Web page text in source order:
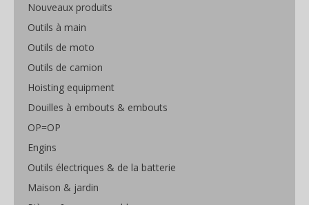
Nouveaux produits
Outils à main
Outils de moto
Outils de camion
Hoisting equipment
Douilles à embouts & embouts
OP=OP
Engins
Outils électriques & de la batterie
Maison & jardin